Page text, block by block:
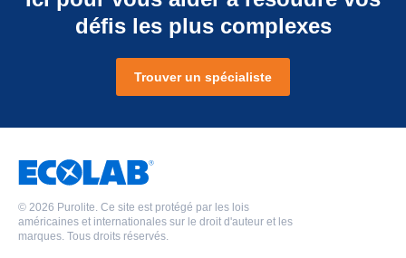
défis les plus complexes
Trouver un spécialiste
© 2026 Purolite. Ce site est protégé par les lois
américaines et internationales sur le droit d'auteur et les
marques. Tous droits réservés.